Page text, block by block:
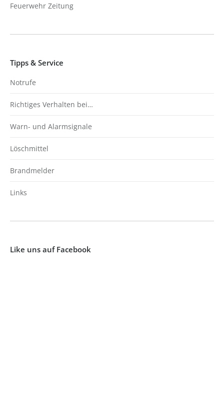
Feuerwehr Zeitung
Tipps & Service
Notrufe
Richtiges Verhalten bei…
Warn- und Alarmsignale
Löschmittel
Brandmelder
Links
Like uns auf Facebook